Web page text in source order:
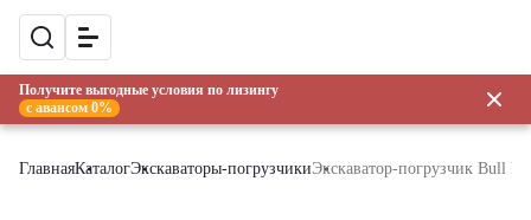
Получите выгодные условия по лизингу
с авансом 0%
ГлавнаяКаталогЭкскаваторы-погрузчикиЭкскаватор-погрузчик Bull